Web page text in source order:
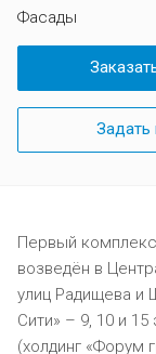
Фасады
Задать
Первый
возведён в
улиц Радищева и
Сити» – 9, 10 и
(холдинг «Форум